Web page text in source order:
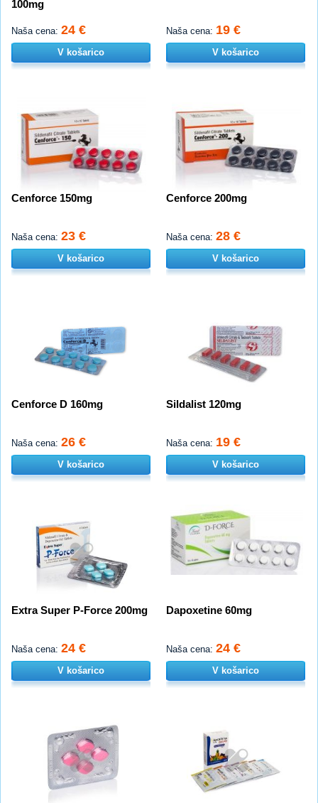
100mg
Naša cena: 24 €
V košarico
Naša cena: 19 €
V košarico
Cenforce 150mg
Naša cena: 23 €
V košarico
Cenforce 200mg
Naša cena: 28 €
V košarico
Cenforce D 160mg
Naša cena: 26 €
V košarico
Sildalist 120mg
Naša cena: 19 €
V košarico
Extra Super P-Force 200mg
Naša cena: 24 €
V košarico
Dapoxetine 60mg
Naša cena: 24 €
V košarico